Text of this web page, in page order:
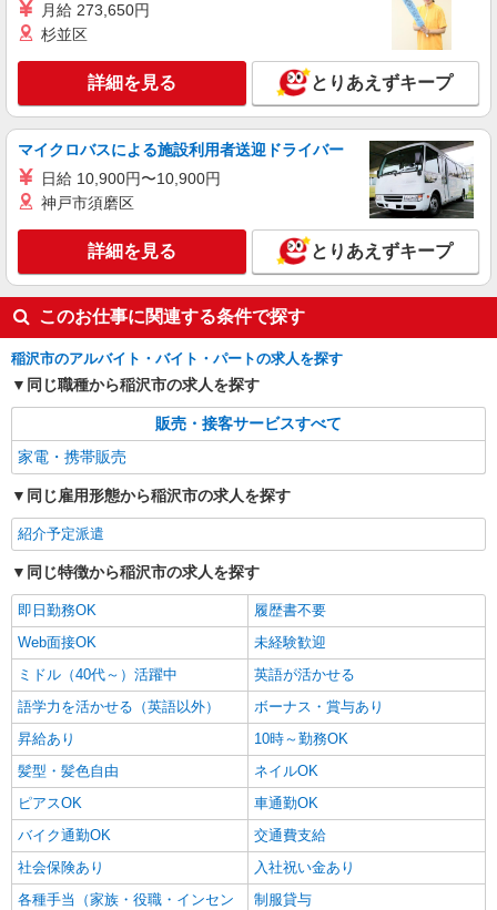
月給 273,650円
杉並区
詳細を見る とりあえずキープ
マイクロバスによる施設利用者送迎ドライバー
日給 10,900円〜10,900円
神戸市須磨区
詳細を見る とりあえずキープ
このお仕事に関連する条件で探す
稲沢市のアルバイト・バイト・パートの求人を探す
同じ職種から稲沢市の求人を探す
販売・接客サービスすべて
家電・携帯販売
同じ雇用形態から稲沢市の求人を探す
紹介予定派遣
同じ特徴から稲沢市の求人を探す
即日勤務OK
履歴書不要
Web面接OK
未経験歓迎
ミドル（40代～）活躍中
英語が活かせる
語学力を活かせる（英語以外）
ボーナス・賞与あり
昇給あり
10時～勤務OK
髪型・髪色自由
ネイルOK
ピアスOK
車通勤OK
バイク通勤OK
交通費支給
社会保険あり
入社祝い金あり
各種手当（家族・役職・インセン
制服貸与